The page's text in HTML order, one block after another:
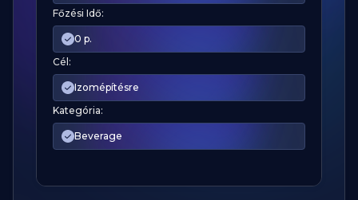
Főzési Idő:
0 p.
Cél:
Izomépítésre
Kategória:
Beverage